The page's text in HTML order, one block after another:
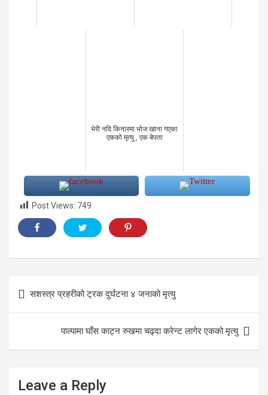
भेरी नदि किनारमा भोज खाना गएका
एकको मृत्यु , एक बेपता
Post Views: 749
navigation
सशस्त्र प्रहरीको ट्रक दुर्घटना ४ जनाको मृत्यु
पाल्पामा घाँस काट्न रुखमा चढ्दा करेन्ट लागेर एकको मृत्यु
Leave a Reply